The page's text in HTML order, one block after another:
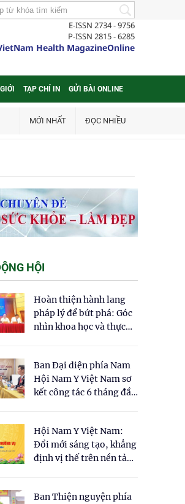
E-ISSN 2734 - 9756
P-ISSN 2815 - 6285
Health MagazineOnline
TẠP CHÍ IN GỬI BÀI ONLINE
MỚI NHẤT ĐỌC NHIỀU
HỘI
Hoàn thiện hành lang
pháp lý để bứt phá: Góc
nhìn khoa học và thực
cho Luật Y dược cổ
truyền Việt Nam"
Ban Đại diện phía Nam
Hội Nam Y Việt Nam sơ
kết công tác 6 tháng đầu
Hội Nam Y Việt Nam:
Đổi mới sáng tạo, khẳng
định vị thế trên nền tảng
Ban Thiện nguyện phía